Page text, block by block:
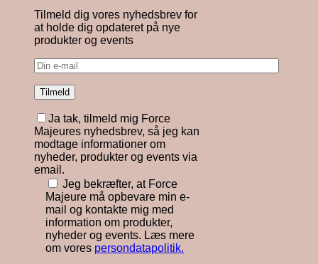
Tilmeld dig vores nyhedsbrev for
at holde dig opdateret på nye
produkter og events
Ja tak, tilmeld mig Force
Majeures nyhedsbrev, så jeg kan
modtage informationer om
nyheder, produkter og events via
email.
Jeg bekræfter, at Force
Majeure må opbevare min e-
mail og kontakte mig med
information om produkter,
nyheder og events. Læs mere
om vores persondatapolitik.